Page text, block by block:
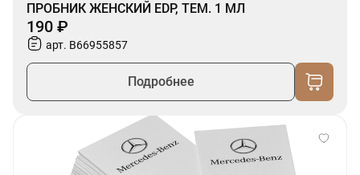
ПРОБНИК ЖЕНСКИЙ EDP, ТЕМ. 1 МЛ
190 ₽
арт. B66955857
Подробнее